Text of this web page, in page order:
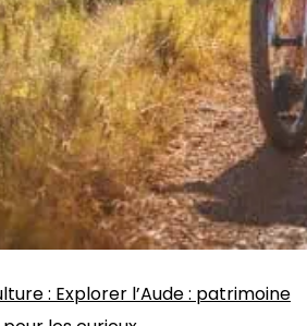
: Explorer l’Aude : patrimoine